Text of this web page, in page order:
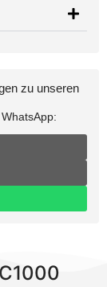
zu unseren